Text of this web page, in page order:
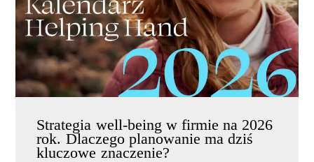
Strategia well-being w firmie na 2026
rok. Dlaczego planowanie ma dziś
kluczowe znaczenie?